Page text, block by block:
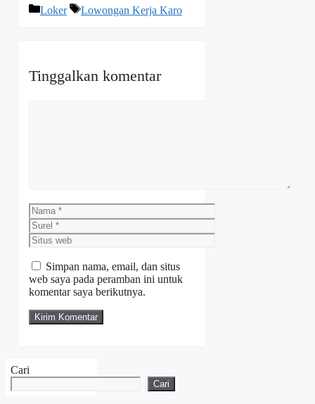
Kategori
Loker Tag
Lowongan Kerja Karo
Tinggalkan komentar
Nama
Surel
Situs
web
Simpan nama, email, dan situs
web saya pada peramban ini untuk
komentar saya berikutnya.
Cari
Cari